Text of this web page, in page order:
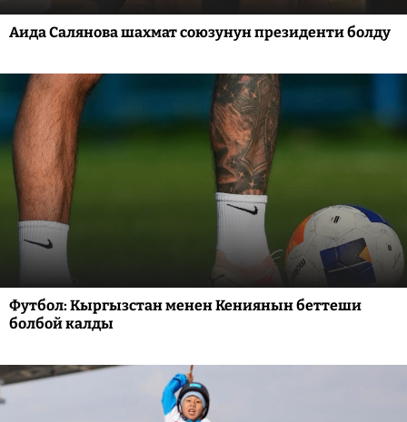
Аида Салянова шахмат союзунун президенти болду
Футбол: Кыргызстан менен Кениянын беттеши
болбой калды